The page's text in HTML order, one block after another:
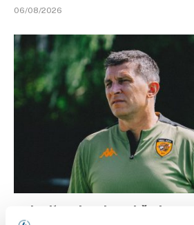
06/08/2026
Jakirović dobio veliko pojačanje,